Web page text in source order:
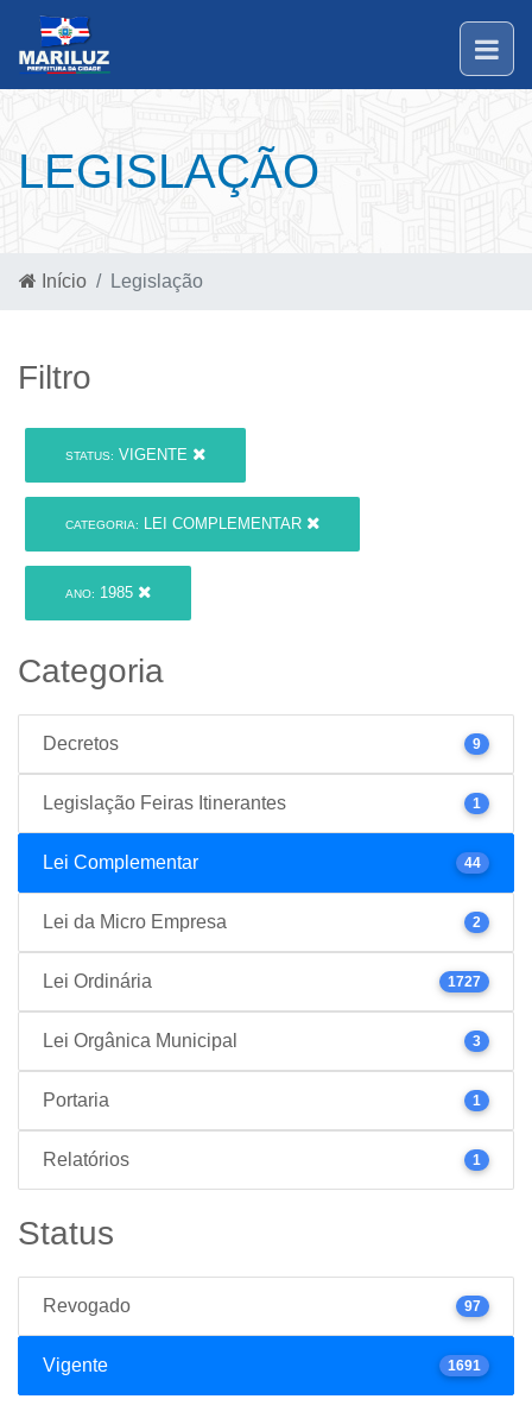
LEGISLAÇÃO
Início Legislação
Filtro
STATUS: VIGENTE
CATEGORIA: LEI COMPLEMENTAR
ANO: 1985
Categoria
Decretos 9
Legislação Feiras Itinerantes 1
Lei Complementar 44
Lei da Micro Empresa 2
Lei Ordinária 1727
Lei Orgânica Municipal 3
Portaria 1
Relatórios 1
Status
Revogado 97
Vigente 1691